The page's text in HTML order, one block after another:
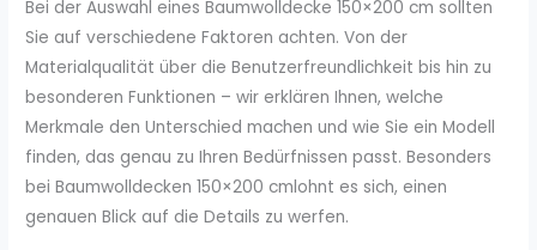
Bei der Auswahl eines Baumwolldecke 150×200 cm sollten
Sie auf verschiedene Faktoren achten. Von der
Materialqualität über die Benutzerfreundlichkeit bis hin zu
besonderen Funktionen – wir erklären Ihnen, welche
Merkmale den Unterschied machen und wie Sie ein Modell
finden, das genau zu Ihren Bedürfnissen passt. Besonders
bei Baumwolldecken 150×200 cmlohnt es sich, einen
genauen Blick auf die Details zu werfen.